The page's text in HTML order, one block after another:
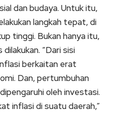
dan budaya. Untuk itu,
langkah tepat, di
tinggi. Bukan hanya itu,
“Dari sisi
berkaitan erat
Dan, pertumbuhan
oleh investasi.
inflasi di suatu daerah,”